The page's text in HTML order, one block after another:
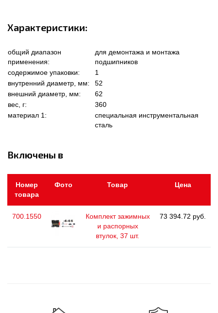
Характеристики:
общий диапазон
применения:
для демонтажа и монтажа
подшипников
содержимое упаковки:
1
внутренний диаметр, мм:
52
внешний диаметр, мм:
62
вес, г:
360
материал 1:
специальная инструментальная
сталь
Включены в
Номер
товара
Фото Товар Цена
700.1550
Комплект зажимных
и распорных
втулок, 37 шт.
73 394.72 руб.